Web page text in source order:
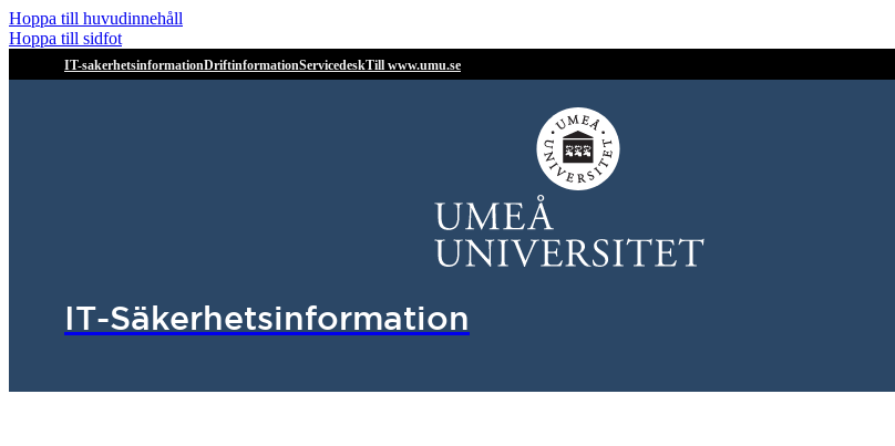
Hoppa till huvudinnehåll
Hoppa till sidfot
IT-sakerhetsinformationDriftinformationServicedeskTill www.umu.se
IT-Säkerhetsinformation